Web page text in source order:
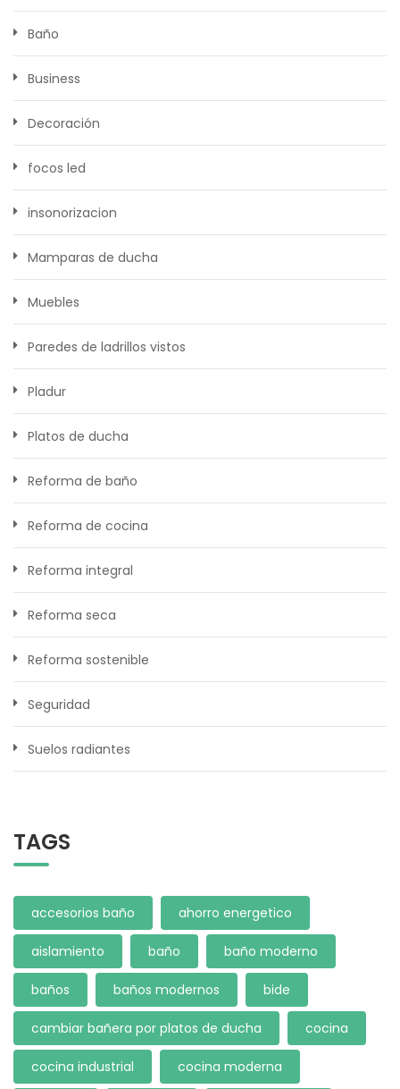
Baño
Business
Decoración
focos led
insonorizacion
Mamparas de ducha
Muebles
Paredes de ladrillos vistos
Pladur
Platos de ducha
Reforma de baño
Reforma de cocina
Reforma integral
Reforma seca
Reforma sostenible
Seguridad
Suelos radiantes
TAGS
accesorios baño ahorro energetico
aislamiento baño baño moderno
baños baños modernos bide
cambiar bañera por platos de ducha cocina
cocina industrial cocina moderna